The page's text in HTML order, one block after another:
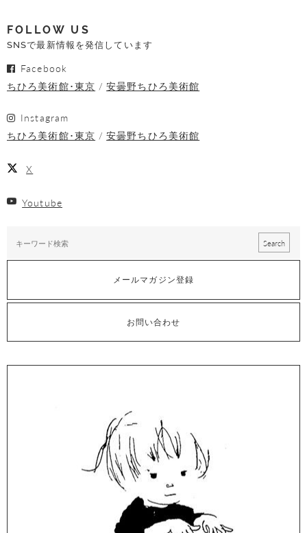
FOLLOW US
SNSで最新情報を発信しています
Facebook
ちひろ美術館･東京
安曇野ちひろ美術館
Instagram
ちひろ美術館･東京
安曇野ちひろ美術館
X
Youtube
メールマガジン登録
お問い合わせ